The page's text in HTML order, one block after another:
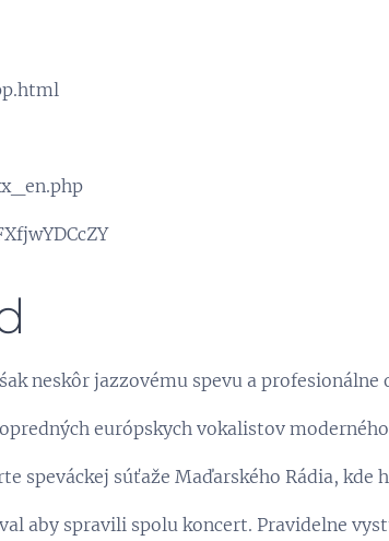
neskôr jazzovému spevu a profesionálne
európskych vokalistov
speváckej súťaže Maďarského Rádia, kde
aby spravili spolu koncert. Pravidelne